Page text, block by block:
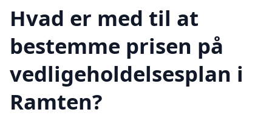
Hvad er med til at
bestemme prisen på
vedligeholdelsesplan i
Ramten?